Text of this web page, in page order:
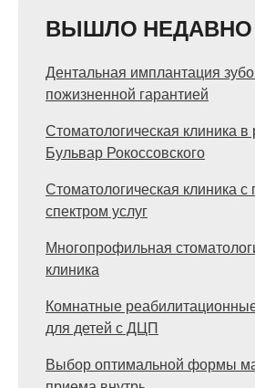
ВЫШЛО НЕДАВНО
Дентальная имплантация
пожизненной гарантией
Стоматологическая клиника в
Бульвар Рокоссовского
Стоматологическая клиника
спектром услуг
Многопрофильная
клиника
Комнатные
для детей с ДЦП
Выбор оптимальной формы